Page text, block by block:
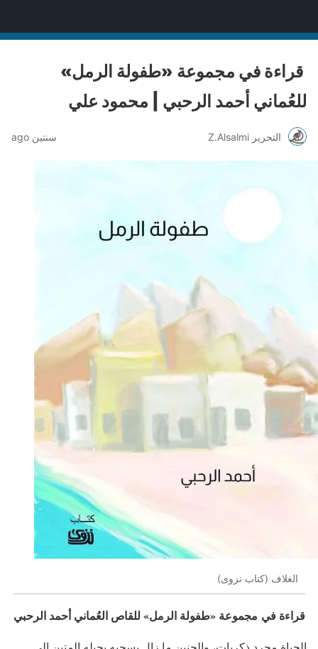
قراءة في مجموعة «طفولة الرمل»
للعُماني أحمد الرحبي | محمود علي
التحرير Z.Alsalmi سنتين ago
الغلاف (كتاب نزوى)
قراءة في مجموعة «طفولة الرمل» للقاص العُماني أحمد الرحبي